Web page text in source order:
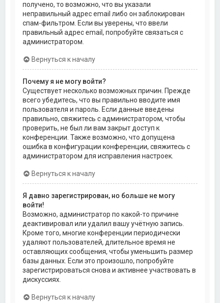
получено, то возможно, что вы указали
неправильный адрес email либо он заблокирован
спам-фильтром. Если вы уверены, что ввели
правильный адрес email, попробуйте связаться с
администратором.
Вернуться к началу
Почему я не могу войти?
Существует несколько возможных причин. Прежде
всего убедитесь, что вы правильно вводите имя
пользователя и пароль. Если данные введены
правильно, свяжитесь с администратором, чтобы
проверить, не был ли вам закрыт доступ к
конференции. Также возможно, что допущена
ошибка в конфигурации конференции, свяжитесь с
администратором для исправления настроек.
Вернуться к началу
Я давно зарегистрирован, но больше не могу
войти!
Возможно, администратор по какой-то причине
деактивировал или удалил вашу учётную запись.
Кроме того, многие конференции периодически
удаляют пользователей, длительное время не
оставляющих сообщения, чтобы уменьшить размер
базы данных. Если это произошло, попробуйте
зарегистрироваться снова и активнее участвовать в
дискуссиях.
Вернуться к началу